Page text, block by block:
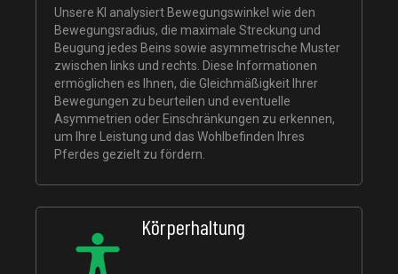
Unsere KI analysiert Bewegungswinkel wie den
Bewegungsradius, die maximale Streckung und
Beugung jedes Beins sowie asymmetrische Muster
zwischen links und rechts. Diese Informationen
ermöglichen es Ihnen, die Gleichmäßigkeit Ihrer
Bewegungen zu beurteilen und eventuelle
Asymmetrien oder Einschränkungen zu erkennen,
um Ihre Leistung und das Wohlbefinden Ihres
Pferdes gezielt zu fördern.
Körperhaltung